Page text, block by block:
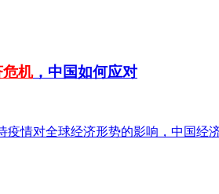
机，中国如何应对
情对全球经济形势的影响，中国经